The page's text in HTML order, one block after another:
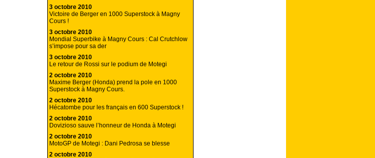
3 octobre 2010
Victoire de Berger en 1000 Superstock à Magny
Cours !
3 octobre 2010
Mondial Superbike à Magny Cours : Cal Crutchlow
s’impose pour sa der
3 octobre 2010
Le retour de Rossi sur le podium de Motegi
2 octobre 2010
Maxime Berger (Honda) prend la pole en 1000
Superstock à Magny Cours.
2 octobre 2010
Hécatombe pour les français en 600 Superstock !
2 octobre 2010
Dovizioso sauve l’honneur de Honda à Motegi
2 octobre 2010
MotoGP de Motegi : Dani Pedrosa se blesse
2 octobre 2010